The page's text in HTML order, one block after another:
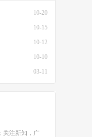
10-20
10-15
10-12
10-10
03-11
关注新知，广